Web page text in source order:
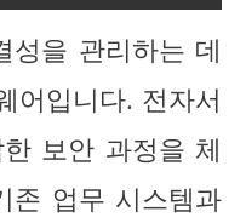
성을 관리하는 데
어입니다. 전자서
보안 과정을 체
존 업무 시스템과